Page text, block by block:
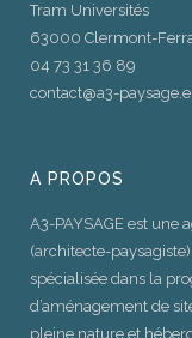
Tram Universités
63000 Clermont-
04 73 31 36 89
contact@a3-
A PROPOS
A3-PAYSAGE est une
(architecte-
spécialisée dans la
d’aménagement de
pleine nature et